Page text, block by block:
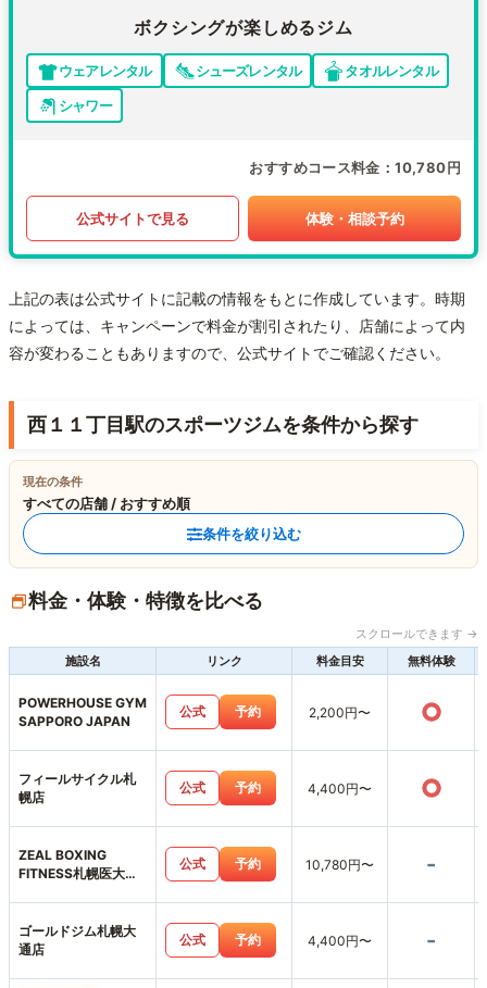
ボクシングが楽しめるジム
ウェアレンタル シューズレンタル
タオルレンタル
シャワー
おすすめコース料金 10,780円
公式サイトで見る 体験・相談予約
上記の表は公式サイトに記載の情報をもとに作成しています。時期
によっては、キャンペーンで料金が割引されたり、店舗によって内
容が変わることもありますので、公式サイトでご確認ください。
西１１丁目駅のスポーツジムを条件から探す
現在の条件
すべての店舗 / おすすめ順
条件を絞り込む
料金・体験・特徴を比べる
スクロールできます →
施設名
リンク 料金目安 無料体験
POWERHOUSE GYM
SAPPORO JAPAN
公式 予約 2,200円〜 ○
フィールサイクル札
幌店
公式 予約 4,400円〜 ○
ZEAL BOXING
FITNESS札幌医大前
公式 予約 10,780円〜 -
ゴールドジム札幌大
通店
公式 予約 4,400円〜 -